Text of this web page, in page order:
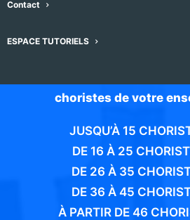
Contact
ESPACE TUTORIELS
est ouvert qui vous invitera
choristes de votre
JUSQU’À 15
DE 16 À 25
DE 26 À 35
DE 36 À 45
À PARTIR DE 46